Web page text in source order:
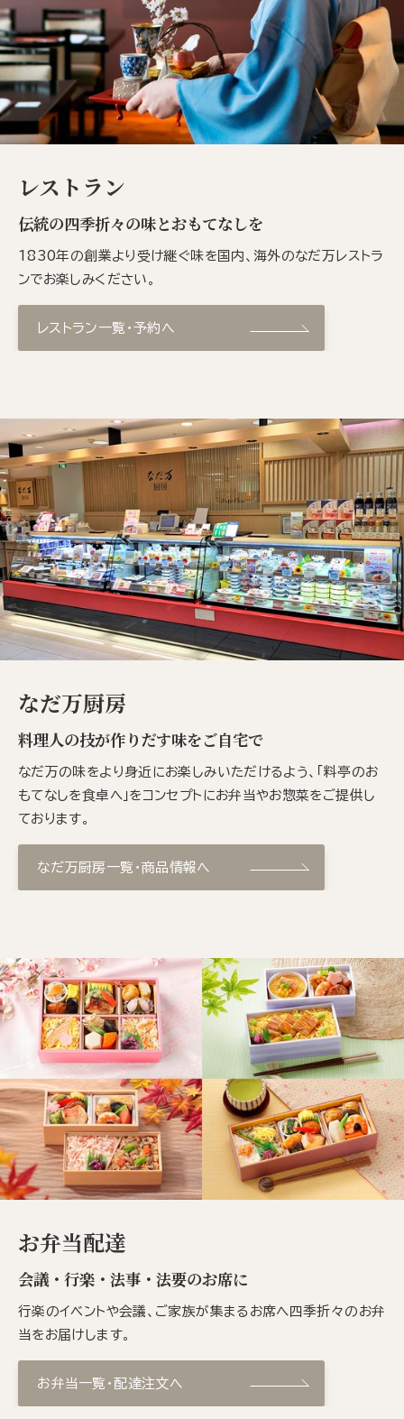
レストラン
伝統の四季折々の味とおもてなしを
1830年の創業より受け継ぐ味を国内、海外のなだ万レストラ
ンでお楽しみください。
レストラン一覧・予約へ
なだ万厨房
料理人の技が作りだす味をご自宅で
なだ万の味をより身近にお楽しみいただけるよう、「料亭のお
もてなしを食卓へ」をコンセプトにお弁当やお惣菜をご提供し
ております。
なだ万厨房一覧・商品情報へ
お弁当配達
会議・行楽・法事・法要のお席に
行楽のイベントや会議、ご家族が集まるお席へ四季折々のお弁
当をお届けします。
お弁当一覧・配達注文へ